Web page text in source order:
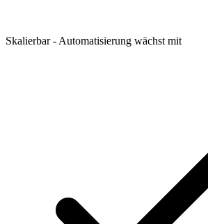
Skalierbar - Automatisierung wächst mit